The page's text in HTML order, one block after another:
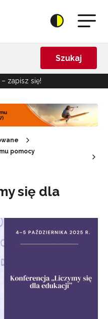
Szukaj
zapisz się!
pomocy
się dla